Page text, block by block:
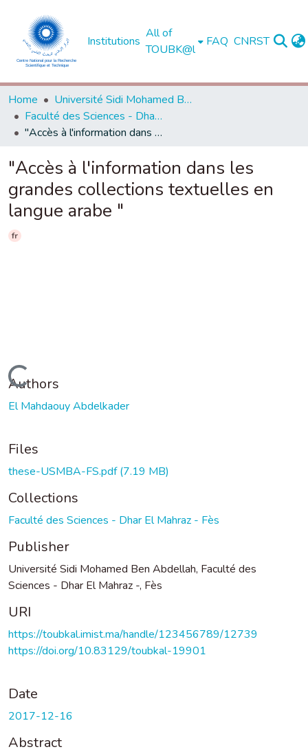
Institutions
All of
TOUBK@l
FAQ CNRST
Home
Université Sidi Mohamed Ben Abdellah de Fès
Faculté des Sciences - Dhar El Mahraz - Fès
"Accès à l'information dans les grandes collections textuelles en langue arabe "
"Accès à l'information dans les
grandes collections textuelles en
langue arabe "
fr
Loading...
Authors
El Mahdaouy Abdelkader
Files
these-USMBA-FS.pdf(7.19 MB)
Collections
Faculté des Sciences - Dhar El Mahraz - Fès
Publisher
Université Sidi Mohamed Ben Abdellah, Faculté des
Sciences - Dhar El Mahraz -, Fès
URI
https://toubkal.imist.ma/handle/123456789/12739
https://doi.org/10.83129/toubkal-19901
Date
2017-12-16
Abstract